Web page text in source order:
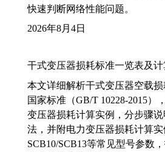
快速判断网络性能问题。
2026年8月4日
干式变压器损耗标准一览表及
本文详细解析干式变压器空载
国家标准（GB/T 10228-2015）
变压器损耗计算实例，分步骤
法，并附电力变压器损耗计算
SCB10/SCB13等常见型号参数